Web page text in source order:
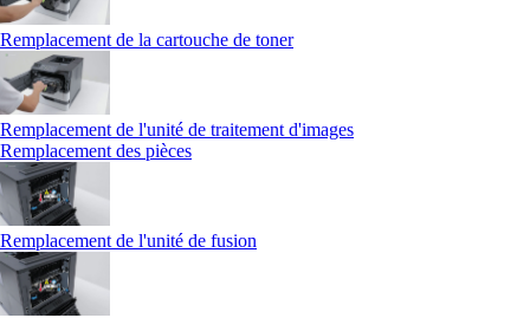
Remplacement de la cartouche de toner
Remplacement de l'unité de traitement d'images
Remplacement des pièces
Remplacement de l'unité de fusion